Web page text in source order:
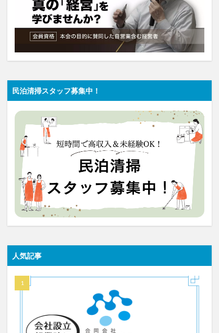
民泊清掃スタッフ募集中！
人気記事